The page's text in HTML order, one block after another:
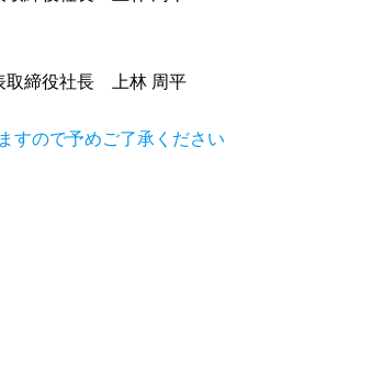
社長 上林 周平
すので予めご了承ください